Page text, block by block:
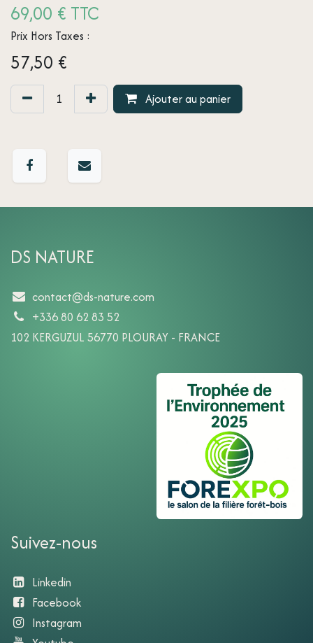
69,00 € TTC
Prix Hors Taxes :
57,50 €
Ajouter au panier
DS NATURE
contact@ds-nature.com
+336 80 62 83 52
102 KERGUZUL 56770 PLOURAY - FRANCE
Suivez-nous
Linkedin
Facebook
Instagram